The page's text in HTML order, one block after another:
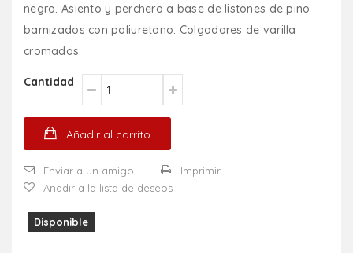
negro. Asiento y perchero a base de listones de pino
barnizados con poliuretano. Colgadores de varilla
cromados.
Cantidad
Añadir al carrito
Enviar a un amigo
Imprimir
Añadir a la lista de deseos
Disponible